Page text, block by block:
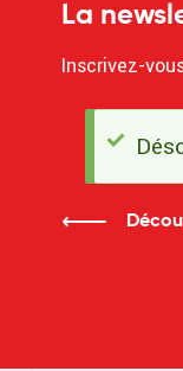
La
Inscrivez-